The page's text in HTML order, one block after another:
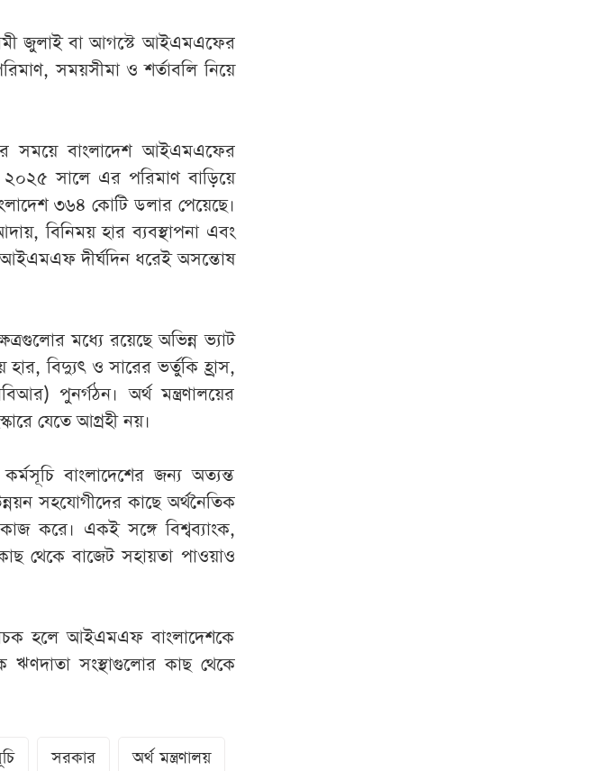
জুলাই বা আগস্টে আইএমএফের
সময়সীমা ও শর্তাবলি নিয়ে
সময়ে বাংলাদেশ আইএমএফের
সালে এর পরিমাণ বাড়িয়ে
৩৬৪ কোটি ডলার পেয়েছে।
বিনিময় হার ব্যবস্থাপনা এবং
দীর্ঘদিন ধরেই অসন্তোষ
মধ্যে রয়েছে অভিন্ন ভ্যাট
বিদ্যুৎ ও সারের ভর্তুকি হ্রাস,
পুনর্গঠন। অর্থ মন্ত্রণালয়ের
যেতে আগ্রহী নয়।
বাংলাদেশের জন্য অত্যন্ত
সহযোগীদের কাছে অর্থনৈতিক
করে। একই সঙ্গে বিশ্বব্যাংক,
থেকে বাজেট সহায়তা পাওয়াও
হলে আইএমএফ বাংলাদেশকে
ঋণদাতা সংস্থাগুলোর কাছ থেকে
সরকার অর্থ মন্ত্রণালয়